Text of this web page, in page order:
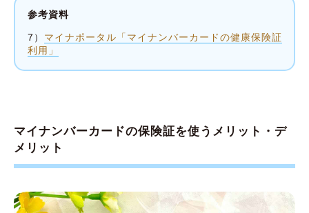
参考資料
7） マイナポータル「マイナンバーカードの健康保険証
利用」
マイナンバーカードの保険証を使うメリット・デ
メリット